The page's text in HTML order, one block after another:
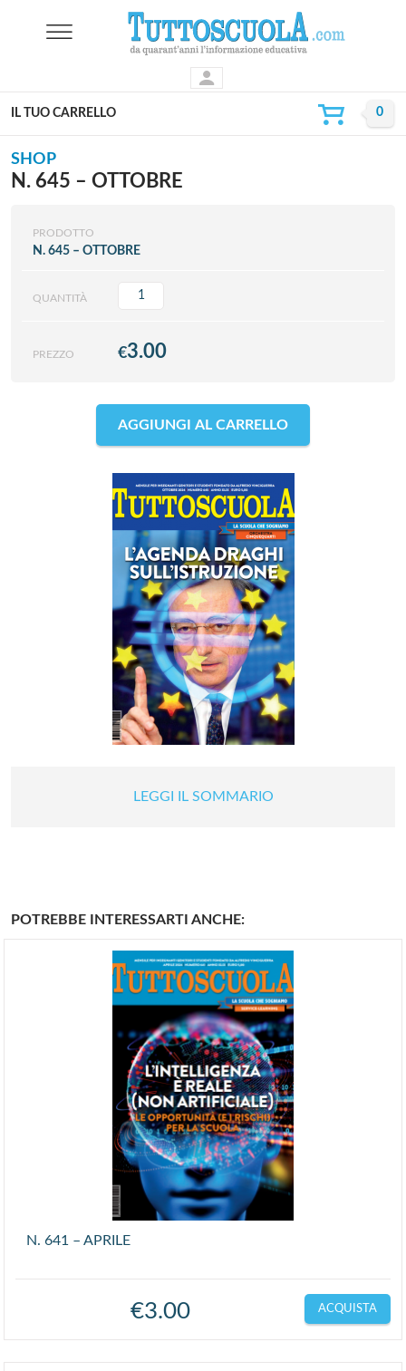
IL TUO CARRELLO
SHOP
N. 645 – OTTOBRE
PRODOTTO
N. 645 – OTTOBRE
QUANTITÀ
PREZZO €3.00
AGGIUNGI AL CARRELLO
LEGGI IL SOMMARIO
POTREBBE INTERESSARTI ANCHE:
N. 641 – APRILE
€3.00 ACQUISTA